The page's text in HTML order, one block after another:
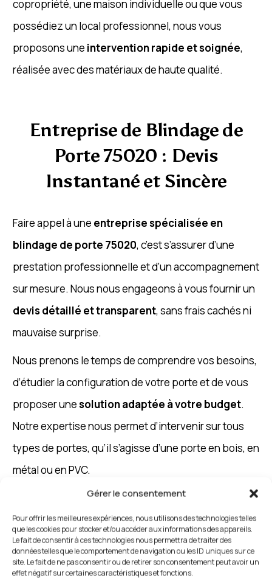
Gérer le consentement
Pour offrir les meilleures expériences, nous utilisons des technologies telles
que les cookies pour stocker et/ou accéder aux informations des appareils.
Le fait de consentir à ces technologies nous permettra de traiter des
données telles que le comportement de navigation ou les ID uniques sur ce
site. Le fait de ne pas consentir ou de retirer son consentement peut avoir un
effet négatif sur certaines caractéristiques et fonctions.
copropriété, une maison individuelle ou que vous
possédiez un local professionnel, nous vous
proposons une intervention rapide et soignée,
réalisée avec des matériaux de haute qualité.
Entreprise de Blindage de
Porte 75020 : Devis
Instantané et Sincère
Faire appel à une entreprise spécialisée en
blindage de porte 75020, c’est s’assurer d’une
prestation professionnelle et d’un accompagnement
sur mesure. Nous nous engageons à vous fournir un
devis détaillé et transparent, sans frais cachés ni
mauvaise surprise.
Nous prenons le temps de comprendre vos besoins,
d’étudier la configuration de votre porte et de vous
proposer unesolution adaptée à votre budget.
Notre expertise nous permet d’intervenir sur tous
types de portes, qu’il s’agisse d’une porte en bois, en
métal ou en PVC.
Nos solutions deblindage de porte 75020
efficacité, durabilité et esthétisme. Vous
bénéficiez ainsi d’unniveau de sécurité accru
avoir à modifier l’apparence extérieure de votre